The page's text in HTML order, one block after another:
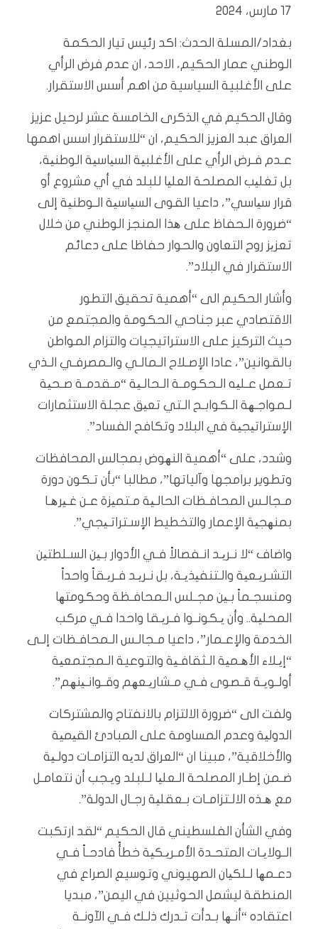
17 مارس، 2024
بغداد/المسلة الحدث: اكد رئيس تيار الحكمة
الوطني عمار الحكيم، الاحد، ان عدم فرض الرأي
على الأغلبية السياسية من اهم أسس الاستقرار.
وقال الحكيم في الذكرى الخامسة عشر لرحيل عزيز
العراق عبد العزيز الحكيم، ان “للاستقرار اسس اهمها
عـدم فـرض الرأي على الأغلبیة السیاسیة الوطنیة،
بل تغلیب المصلحة العلیا للبلد في أي مشروع أو
قرار سیاسي”، داعيا القوى السیاسیة الـوطنیة إلى
“ضرورة الـحفاظ على ھذا المنجز الوطني من خلال
تعزیز روح التعاون والحوار حفاظا على دعائم
الاستقرار في البلاد”.
وأشار الحكيم الى “أهمية تحقيق التطور
الاقتصادي عبر جناحي الحكومة والمجتمع من
حيث التركيز على الاستراتيجيات والتزام المواطن
بالقوانين”، عادا الإصـلاح الـمالـي والـمصرفـي الـذي
تـعمل عـلیه الـحكومـة الـحالـیة “مـقدمـة صـحیة
لـمواجـھة الـكوابـح الـتي تعیق عجلة الاستثمارات
الإستراتیجیة في البلاد وتكافح الفساد”.
وشدد، على “أهمية النھوض بمجالس المحافظات
وتطوير برامجها وآلياتها”، مطالبا “بأن تـكون دورة
مـجالـس المحافـظات الحالـیة مـتمیزة عـن غـیرھـا
بمنھجیة الإعمار والتخطيط الإسـتراتـیجي”.
واضاف “لا نـریـد انـفصالاً فـي الأدوار بـین السـلطتین
التشـریـعیة والـتنفیذیـة، بل نـریـد فـریـقاً واحداً
ومنسجـماً بـین مجـلس الـمحافـظة وحكومتھا
المحلیة.. وأن یـكونـوا فـریـقا واحدا فـي مركب
الخدمة والإعـمار”، داعيا مـجالـس الـمحافـظات إلـى
“إیـلاء الأھـمیة الـثقافـیة والتوعية الـمجتمعیة
أولـویـة قـصوى فـي مـشاریـعھم وقـوانـینھم”.
ولفت الى “ضرورة الالتزام بالانفتاح والمشتركات
الدولیة وعدم المساومة على المبادئ القیمیة
والأخلاقية”، مبينا ان “العراق لدیه التزامـات دولـیة
ضـمن إطـار المصلحة الـعلیا لـلبلد ویـجب أن نتعامـل
مع ھـذه الالـتزامـات بـعقلیة رجـال الدولة”.
وفي الشأن الفلسطيني قال الحكيم “لقد ارتكبت
الـولایـات المتحـدة الأمـریـكیة خطأً فادحـاً فـي
دعـمھا لـلكیان الصهيوني وتوسيع الصراع في
المنطقة ليشمل الحوثيين في اليمن”، مبديا
اعتقاده “أنـھا بـدأت تـدرك ذلـك فـي الآونـة